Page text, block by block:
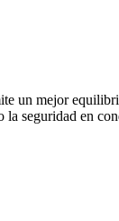
un mejor
la seguridad en